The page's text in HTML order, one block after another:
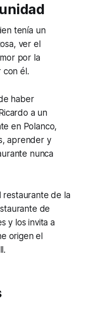
tenía un
ver el
por la
con él.
haber
a un
en Polanco,
aprender y
nunca
restaurante de la
de
y los invita a
origen el